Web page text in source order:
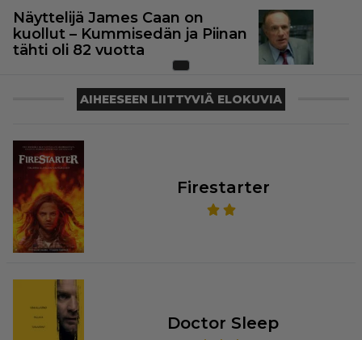
Näyttelijä James Caan on
kuollut – Kummisedän ja Piinan
tähti oli 82 vuotta
AIHEESEEN LIITTYVIÄ ELOKUVIA
Firestarter
Doctor Sleep